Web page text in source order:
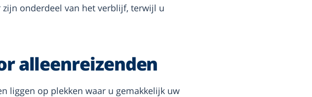
onderdeel van het verblijf, terwijl u
alleenreizenden
liggen op plekken waar u gemakkelijk uw